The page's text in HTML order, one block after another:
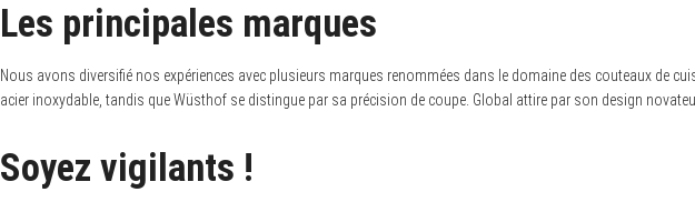
Les principales marques
Nous avons diversifié nos expériences avec plusieurs marques renommées dans le domaine des couteaux de
acier inoxydable, tandis que Wüsthof se distingue par sa précision de coupe. Global attire par son design
Soyez vigilants !